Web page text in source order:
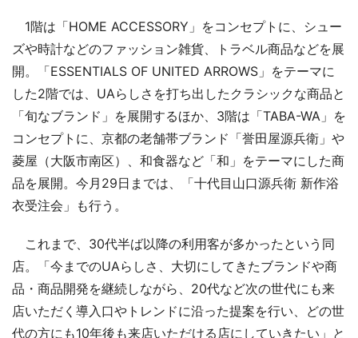
1階は「HOME ACCESSORY」をコンセプトに、シュー
ズや時計などのファッション雑貨、トラベル商品などを展
開。「ESSENTIALS OF UNITED ARROWS」をテーマに
した2階では、UAらしさを打ち出したクラシックな商品と
「旬なブランド」を展開するほか、3階は「TABA-WA」を
コンセプトに、京都の老舗帯ブランド「誉田屋源兵衛」や
菱屋（大阪市南区）、和食器など「和」をテーマにした商
品を展開。今月29日までは、「十代目山口源兵衛 新作浴
衣受注会」も行う。
これまで、30代半ば以降の利用客が多かったという同
店。「今までのUAらしさ、大切にしてきたブランドや商
品・商品開発を継続しながら、20代など次の世代にも来
店いただく導入口やトレンドに沿った提案を行い、どの世
代の方にも10年後も来店いただける店にしていきたい」と